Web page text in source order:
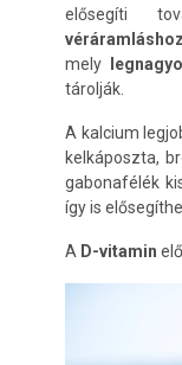
elősegíti
vé
mely
tárolják.
A kalcium
kelkáposzta,
gabonafélék
így is
A D-vitamin